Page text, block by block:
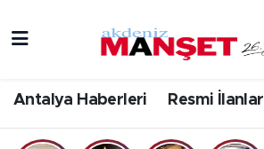
Antalya Haberleri Resmi İlanlar
Bilim & Teknoloji
Antalya Hava Durumu